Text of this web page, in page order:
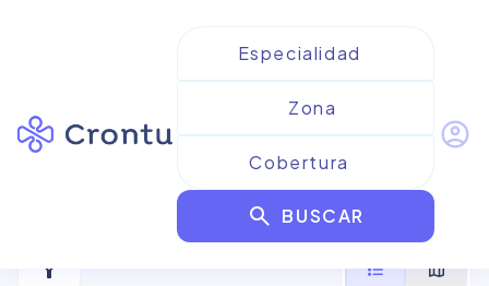
search BUSCAR
account_circle
Resultados paraAndrología
de OSFGPICD
filter_alt format_list_bulleted map